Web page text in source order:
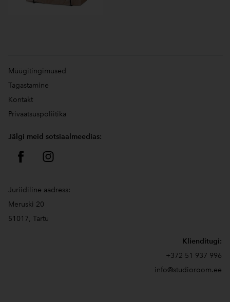
Müügitingimused
Tagastamine
Kontakt
Privaatsuspoliitika
Jälgi meid sotsiaalmeedias:
Juriidiline aadress:
Meruski 20
51017, Tartu
Klienditugi:
+372 51 937 996
info@studioroom.ee